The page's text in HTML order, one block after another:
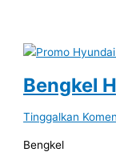
Bengkel
Tinggalkan
Bengkel